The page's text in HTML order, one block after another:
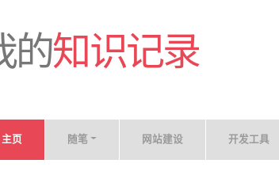
的知识记录
主页 随笔 网站建设 开发工具